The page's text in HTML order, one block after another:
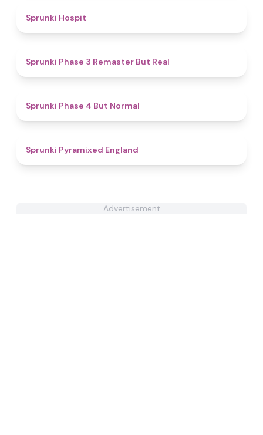
Sprunki Hospit
Sprunki Phase 3 Remaster But Real
Sprunki Phase 4 But Normal
Sprunki Pyramixed England
Advertisement